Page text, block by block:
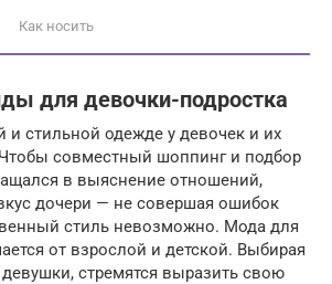
Как носить
для девочки-подростка
и стильной одежде у девочек и их
совместный шоппинг и подбор
в выяснение отношений,
дочери — не совершая ошибок
стиль невозможно. Мода для
от взрослой и детской. Выбирая
стремятся выразить свою